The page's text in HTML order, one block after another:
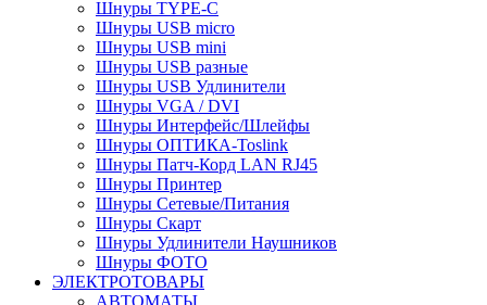
Шнуры TYPE-C
Шнуры USB micro
Шнуры USB mini
Шнуры USB разные
Шнуры USB Удлинители
Шнуры VGA / DVI
Шнуры Интерфейс/Шлейфы
Шнуры ОПТИКА-Toslink
Шнуры Патч-Корд LAN RJ45
Шнуры Принтер
Шнуры Сетевые/Питания
Шнуры Скарт
Шнуры Удлинители Наушников
Шнуры ФОТО
ЭЛЕКТРОТОВАРЫ
АВТОМАТЫ